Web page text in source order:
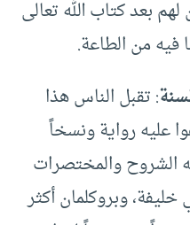
لهم بعد كتاب الله تعالى
فيه من الطاعة.
: تقبل الناس هذا
عليه رواية ونسخاً
الشروح والمختصرات
وبروكلمان أكثر